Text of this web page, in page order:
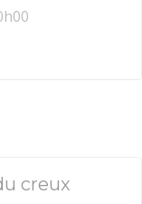
creux